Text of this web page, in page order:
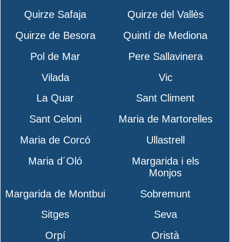
Quirze Safaja
Quirze del Vallès
Quirze de Besora
Quintí de Mediona
Pol de Mar
Pere Sallavinera
Vilada
Vic
La Quar
Sant Climent
Sant Celoni
Maria de Martorelles
Maria de Corcó
Ullastrell
Maria d´Oló
Margarida i els
Monjos
Margarida de Montbui
Sobremunt
Sitges
Seva
Orpí
Oristà